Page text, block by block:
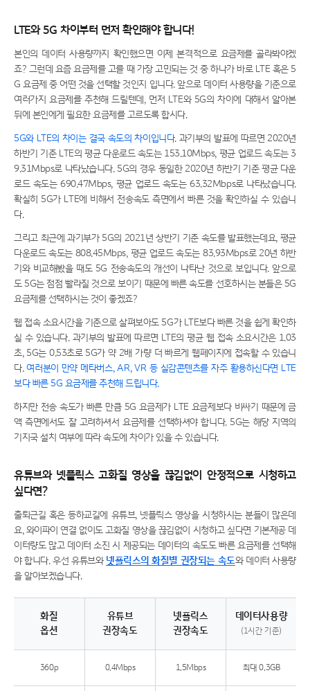
LTE와 5G 차이부터 먼저 확인해야 합니다!
본인의 데이터 사용량까지 확인했으면 이제 본격적으로 요금제를 골라봐야겠
죠? 그런데 요즘 요금제를 고를 때 가장 고민되는 것 중 하나가 바로 LTE 혹은 5
G 요금제 중 어떤 것을 선택할 것인지 입니다. 앞으로 데이터 사용량을 기준으로
여러가지 요금제를 추천해 드릴텐데, 먼저 LTE와 5G의 차이에 대해서 알아본
뒤에 본인에게 필요한 요금제를 고르도록 합시다.
5G와 LTE의 차이는 결국 속도의 차이입니다.과기부의 발표에 따르면 2020년
하반기 기준 LTE의 평균 다운로드 속도는 153.10Mbps, 평균 업로드 속도는 3
9.31Mbps로 나타났습니다. 5G의 경우 동일한 2020년 하반기 기준 평균 다운
로드 속도는 690.47Mbps, 평균 업로드 속도는 63.32Mbps로 나타났습니다.
확실히 5G가 LTE에 비해서 전송속도 측면에서 빠른 것을 확인하실 수 있습니
다.
그리고 최근에 과기부가 5G의 2021년 상반기 기준 속도를 발표했는데요, 평균
다운로드 속도는 808.45Mbps, 평균 업로드 속도는 83.93Mbps로 20년 하반
기와 비교해봤을 때도 5G 전송속도의 개선이 나타난 것으로 보입니다. 앞으로
도 5G는 점점 빨라질 것으로 보이기 때문에 빠른 속도를 선호하시는 분들은 5G
요금제를 선택하시는 것이 좋겠죠?
웹 접속 소요시간을 기준으로 살펴보아도 5G가 LTE보다 빠른 것을 쉽게 확인하
실 수 있습니다. 과기부의 발표에 따르면 LTE의 평균 웹 접속 소요시간은 1.03
초, 5G는 0.53초로 5G가 약 2배 가량 더 빠르게 웹페이지에 접속할 수 있습니
다.여러분이 만약 메타버스, AR, VR 등 실감콘텐츠를 자주 활용하신다면 LTE
보다 빠른 5G 요금제를 추천해 드립니다.
하지만 전송 속도가 빠른 만큼 5G 요금제가 LTE 요금제보다 비싸기 때문에 금
액 측면에서도 잘 고려하셔서 요금제를 선택하셔야 합니다. 5G는 해당 지역의
기지국 설치 여부에 따라 속도에 차이가 있을 수 있습니다.
유튜브와 넷플릭스 고화질 영상을 끊김없이 안정적으로 시청하고
싶다면?
출퇴근길 혹은 등하교길에 유튜브, 넷플릭스 영상을 시청하시는 분들이 많은데
요, 와이파이 연결 없이도 고화질 영상을 끊김없이 시청하고 싶다면 기본제공 데
이터량도 많고 데이터 소진 시 제공되는 데이터의 속도도 빠른 요금제를 선택해
야 합니다. 우선 유튜브와 넷플릭스의 화질별 권장되는 속도와 데이터 사용량
을 알아보겠습니다.
화질
옵션
유튜브
권장속도
넷플릭스
권장속도
데이터사용량
(1시간 기준)
360p 0.4Mbps 1.5Mbps 최대 0.3GB